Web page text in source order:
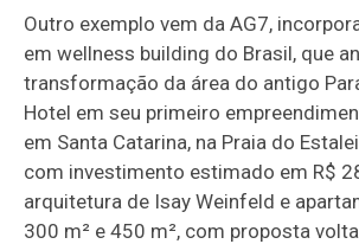
Outro exemplo vem da AG7,
em wellness building do Brasil, que
transformação da área do antigo
Hotel em seu primeiro
em Santa Catarina, na Praia do
com investimento estimado em R$
arquitetura de Isay Weinfeld e
300 m² e 450 m², com proposta